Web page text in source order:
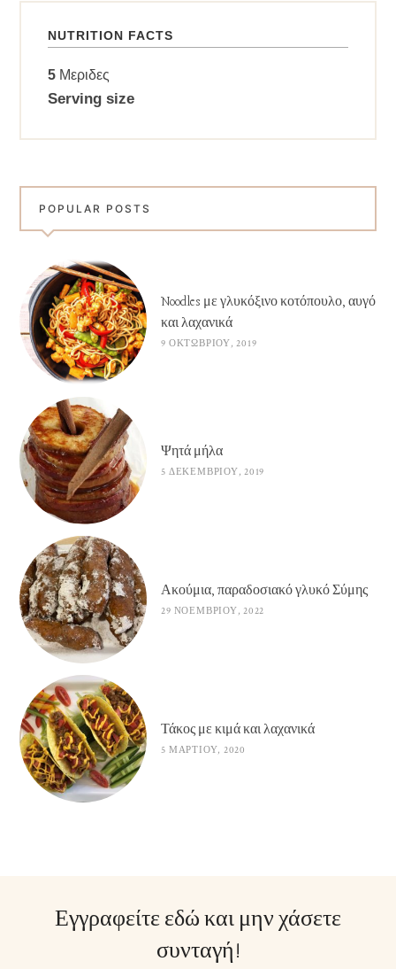
NUTRITION FACTS
5 Μεριδες
Serving size
POPULAR POSTS
Noodles με γλυκόξινο κοτόπουλο, αυγό
και λαχανικά
9 ΟΚΤΩΒΡΊΟΥ, 2019
Ψητά μήλα
5 ΔΕΚΕΜΒΡΊΟΥ, 2019
Ακούμια, παραδοσιακό γλυκό Σύμης
29 ΝΟΕΜΒΡΊΟΥ, 2022
Τάκος με κιμά και λαχανικά
5 ΜΑΡΤΊΟΥ, 2020
Εγγραφείτε εδώ και μην χάσετε
συνταγή!